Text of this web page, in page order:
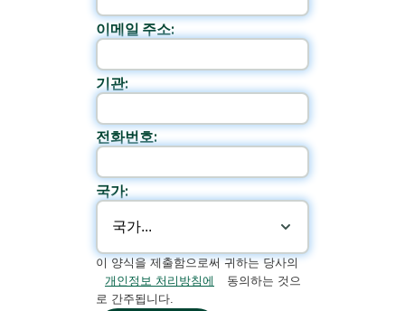
이메일 주소:
기관:
전화번호:
국가:
이 양식을 제출함으로써 귀하는 당사의
개인정보 처리방침에
동의하는 것으
로 간주됩니다.